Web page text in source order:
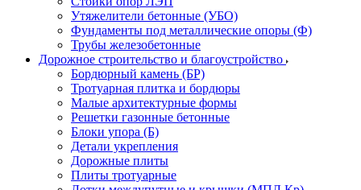
Утяжелители бетонные (УБО)
Фундаменты под металлические опоры (Ф)
Трубы железобетонные
Дорожное строительство и благоустройство
Бордюрный камень (БР)
Тротуарная плитка и бордюры
Малые архитектурные формы
Решетки газонные бетонные
Блоки упора (Б)
Детали укрепления
Дорожные плиты
Плиты тротуарные